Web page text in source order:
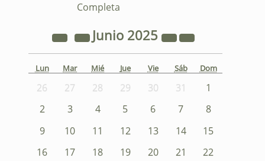
Completa
Junio 2025
Lun Mar Mié Jue Vie Sáb Dom
26 27 28 29 30 31
1
2
3 4 5 6 7
8
9
10 11 12 13 14
15
16
17 18 19 20 21
22